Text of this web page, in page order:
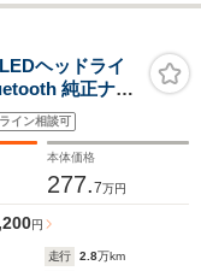
ヘッドライ
純正ナビ
ダプティブク
ィックモニタ-
イン相談可
本体価格
277.7万円
円
走行 2.8万km